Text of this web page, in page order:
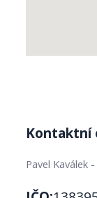
Kontaktní
Pavel Kaválek